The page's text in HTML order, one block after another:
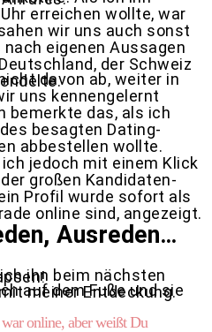
erreichen wollte, war
wir uns auch sonst
eigenen Aussagen
der Schweiz
davon ab, weiter in
uns kennengelernt
bemerkte das, als ich
besagten Dating-
abbestellen wollte.
jedoch mit einem Klick
großen Kandidaten-
Profil wurde sofort als
online sind, angezeigt.
Ausreden…
ihn beim nächsten
meiner Entdeckung.
auf dem Fuße und sie
online, aber weißt Du